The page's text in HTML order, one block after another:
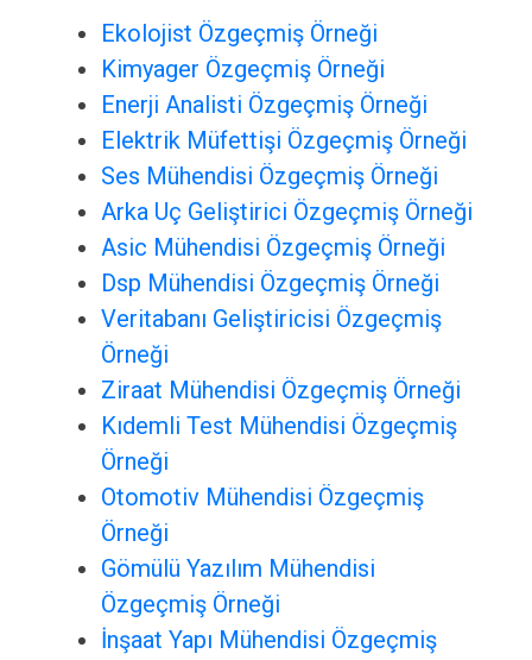
Ekolojist Özgeçmiş Örneği
Kimyager Özgeçmiş Örneği
Enerji Analisti Özgeçmiş Örneği
Elektrik Müfettişi Özgeçmiş Örneği
Ses Mühendisi Özgeçmiş Örneği
Arka Uç Geliştirici Özgeçmiş Örneği
Asic Mühendisi Özgeçmiş Örneği
Dsp Mühendisi Özgeçmiş Örneği
Veritabanı Geliştiricisi Özgeçmiş
Örneği
Ziraat Mühendisi Özgeçmiş Örneği
Kıdemli Test Mühendisi Özgeçmiş
Örneği
Otomotiv Mühendisi Özgeçmiş
Örneği
Gömülü Yazılım Mühendisi
Özgeçmiş Örneği
İnşaat Yapı Mühendisi Özgeçmiş